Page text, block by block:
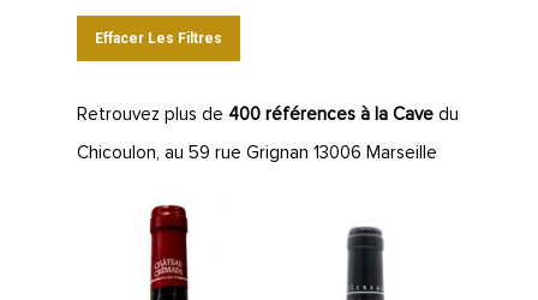
Effacer Les Filtres
Retrouvez plus de 400 références à la Cave du
Chicoulon, au 59 rue Grignan 13006 Marseille